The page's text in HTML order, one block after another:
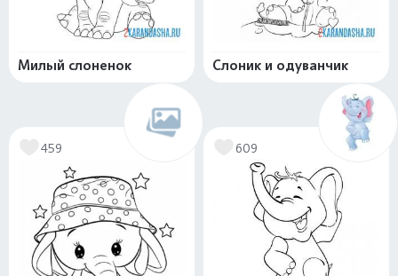
Милый слоненок Слоник и одуванчик
459 609